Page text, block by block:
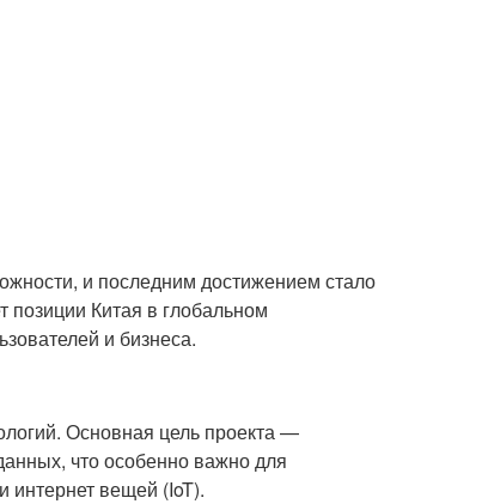
и последним достижением стало
позиции Китая в глобальном
и бизнеса.
Основная цель проекта —
что особенно важно для
интернет вещей (IoT).